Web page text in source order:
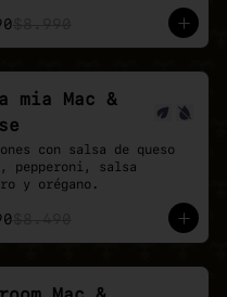
mia Mac &
con salsa de queso
pepperoni, salsa
y orégano.